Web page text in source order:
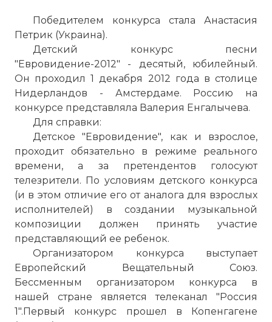
Победителем конкурса стала Анастасия
Петрик (Украина).
Детский конкурс песни
"Евровидение-2012" - десятый, юбилейный.
Он проходил 1 декабря 2012 года в столице
Нидерландов - Амстердаме. Россию на
конкурсе представляла Валерия Енгалычева.
Для справки:
Детское "Евровидение", как и взрослое,
проходит обязательно в режиме реального
времени, а за претендентов голосуют
телезрители. По условиям детского конкурса
(и в этом отличие его от аналога для взрослых
исполнителей) в создании музыкальной
композиции должен принять участие
представляющий ее ребенок.
Организатором конкурса выступает
Европейский Вещательный Союз.
Бессменным организатором конкурса в
нашей стране является телеканал "Россия
1".Первый конкурс прошел в Копенгагене